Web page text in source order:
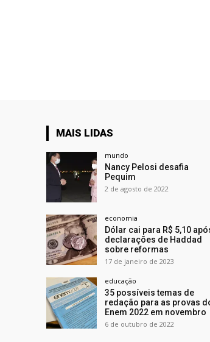
MAIS LIDAS
mundo
Nancy Pelosi desafia
Pequim
2 de agosto de 2022
economia
Dólar cai para R$ 5,10
declarações de Haddad
sobre reformas
17 de janeiro de 2023
educação
35 possíveis temas de
redação para as provas
Enem 2022 em novembro
6 de outubro de 2022